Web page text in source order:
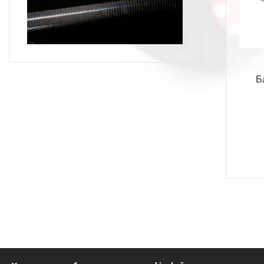
Trump 5.5 23
Trump 7 15
Trump 9 10
Trump Slug 6 15
Slash Wave 10
Gyoluck